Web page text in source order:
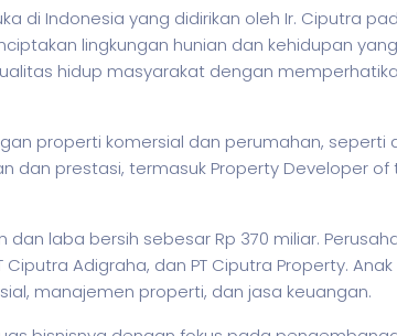
Indonesia yang didirikan oleh Ir. Ciputra
lingkungan hunian dan kehidupan yang
hidup masyarakat dengan
properti komersial dan perumahan, seperti
dan prestasi, termasuk Property Developer of
laba bersih sebesar Rp 370 miliar.
Ciputra Adigraha, dan PT Ciputra Property.
manajemen properti, dan jasa keuangan.